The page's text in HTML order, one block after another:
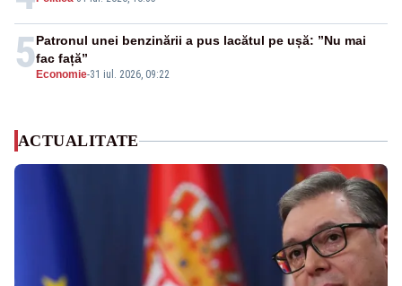
5 Economie-31 iul. 2026, 09:22
Patronul unei benzinării a pus lacătul pe ușă: ”Nu mai
fac față”
ACTUALITATE